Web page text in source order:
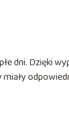
dni. Dzięki